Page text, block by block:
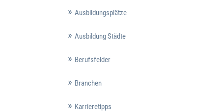
Ausbildungsplätze
Ausbildung Städte
Berufsfelder
Branchen
Karrieretipps